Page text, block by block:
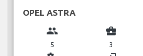
OPEL ASTRA
group
5
business_center
3